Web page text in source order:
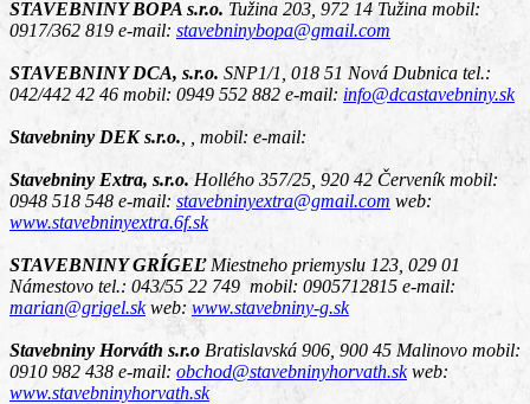
STAVEBNINY BOPA s.r.o. Tužina 203, 972 14 Tužina mobil:
0917/362 819 e-mail: stavebninybopa@gmail.com
STAVEBNINY DCA, s.r.o. SNP1/1, 018 51 Nová Dubnica tel.:
042/442 42 46 mobil: 0949 552 882 e-mail: info@dcastavebniny.sk
Stavebniny DEK s.r.o. , mobil: e-mail:
Stavebniny Extra, s.r.o. Hollého 357/25, 920 42 Červeníkmobil:
0948 518 548 e-mail: stavebninyextra@gmail.com web:
www.stavebninyextra.6f.sk
STAVEBNINY GRÍGEĽ Miestneho priemyslu 123, 029 01
Námestovo tel.: 043/55 22 749 mobil: 0905712815 e-mail:
marian@grigel.skweb: www.stavebniny-g.sk
Stavebniny Horváth s.r.o Bratislavská 906, 900 45 Malinovo mobil:
0910 982 438 e-mail: obchod@stavebninyhorvath.skweb:
www.stavebninyhorvath.sk